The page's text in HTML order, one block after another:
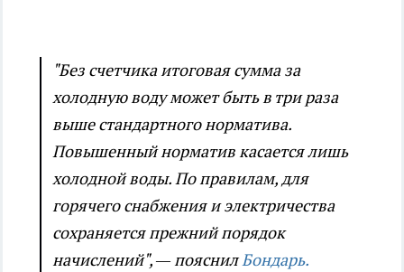
"Без счетчика итоговая сумма за
холодную воду может быть в три раза
выше стандартного норматива.
Повышенный норматив касается лишь
холодной воды. По правилам, для
горячего снабжения и электричества
сохраняется прежний порядок
начислений", — пояснилБондарь.